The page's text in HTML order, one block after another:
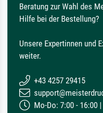
Beratung zur Wahl des
Hilfe bei der Bestellung?
Unsere Expertinnen und
weiter.
+43 4257 29415
Mo-Do: 7:00 - 16:00